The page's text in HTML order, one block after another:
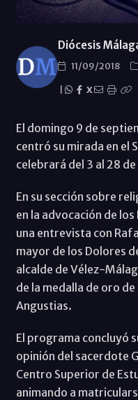
Diócesis
11/09/2018
X
El domingo 9 de
centró su mirada en el
celebrará del 3 al 28
En su sección sobre
en la advocación de
una entrevista con
mayor de los Dolores
alcalde de Vélez-
de la medalla de oro
Angustias.
El programa concluyó
opinión del sacerdote
Centro Superior de
animando a